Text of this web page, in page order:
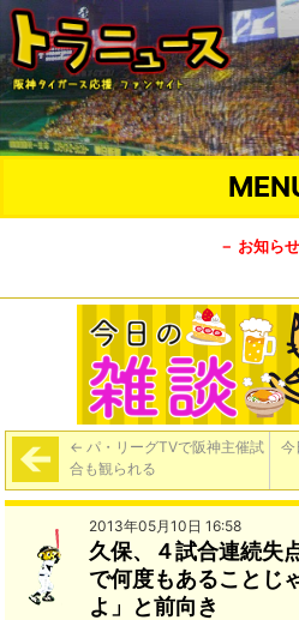
－ お知ら
← パ・リーグTVで阪神主催試
合も観られる
今
2013年05月10日 16:58
久保、４試合連続失
で何度もあることじ
よ」と前向き